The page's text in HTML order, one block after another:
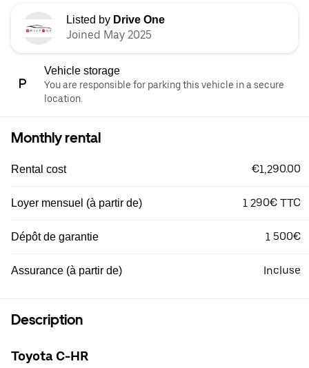
Listed by Drive One
Joined May 2025
Vehicle storage
You are responsible for parking this vehicle in a secure
location.
Monthly rental
Rental cost €1,290.00
Loyer mensuel (à partir de) 1 290€ TTC
Dépôt de garantie 1 500€
Assurance (à partir de) Incluse
Description
Toyota C-HR